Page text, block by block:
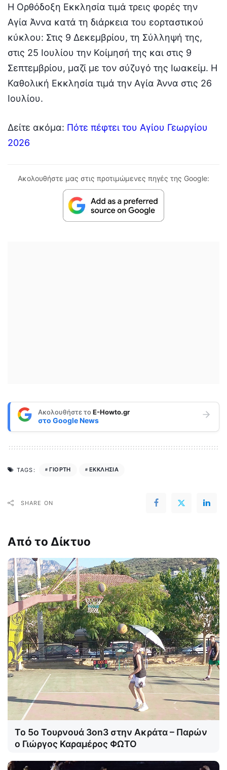
Η Ορθόδοξη Εκκλησία τιμά τρεις φορές την
Αγία Άννα κατά τη διάρκεια του εορταστικού
κύκλου: Στις 9 Δεκεμβρίου, τη Σύλληψή της,
στις 25 Ιουλίου την Κοίμησή της και στις 9
Σεπτεμβρίου, μαζί με τον σύζυγό της Ιωακείμ. Η
Καθολική Εκκλησία τιμά την Αγία Άννα στις 26
Ιουλίου.
Δείτε ακόμα: Πότε πέφτει του Αγίου Γεωργίου
2026
Ακολουθήστε μας στις προτιμώμενες πηγές της Google:
Ακολουθήστε τοE-Howto.gr
στο Google News
TAGS: ΓΙΟΡΤΗ ΕΚΚΛΗΣΙΑ
SHARE ON
Από το Δίκτυο
Το 5ο Τουρνουά 3on3 στην Ακράτα – Παρών
ο Γιώργος Καραμέρος ΦΩΤΟ